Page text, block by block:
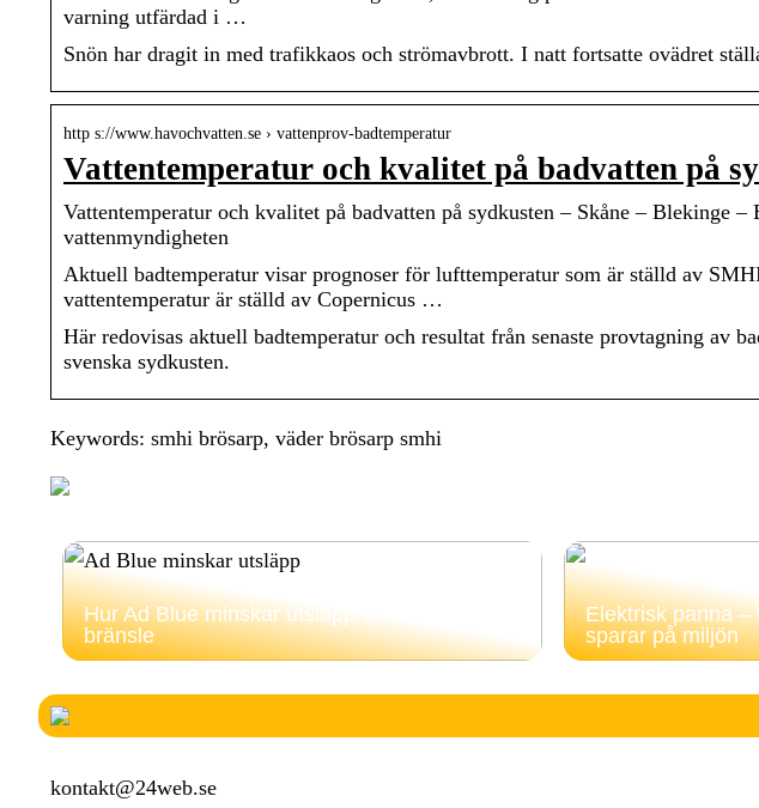
varning utfärdad i …
Snön har dragit in med trafikkaos och strömavbrott. I natt fortsatte ovädret
http s://www.havochvatten.se › vattenprov-badtemperatur
Vattentemperatur och kvalitet på badvatten på
Vattentemperatur och kvalitet på badvatten på sydkusten – Skåne – Blekinge –
vattenmyndigheten
Aktuell badtemperatur visar prognoser för lufttemperatur som är ställd av
vattentemperatur är ställd av Copernicus …
Här redovisas aktuell badtemperatur och resultat från senaste provtagning av
svenska sydkusten.
Keywords: smhi brösarp, väder brösarp smhi
Hur Ad Blue minskar utsläpp och sparar
bränsle
Elektrisk panna –
sparar på miljön
kontakt@24web.se